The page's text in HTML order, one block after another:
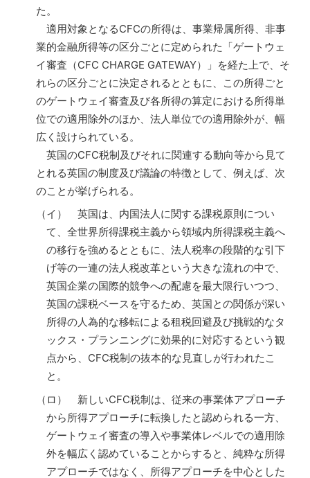
た。
適用対象となるCFCの所得は、事業帰属所得、非事
業的金融所得等の区分ごとに定められた「ゲートウェ
イ審査（CFC CHARGE GATEWAY）」を経た上で、そ
れらの区分ごとに決定されるとともに、この所得ごと
のゲートウェイ審査及び各所得の算定における所得単
位での適用除外のほか、法人単位での適用除外が、幅
広く設けられている。
英国のCFC税制及びそれに関連する動向等から見て
とれる英国の制度及び議論の特徴として、例えば、次
のことが挙げられる。
（イ） 英国は、内国法人に関する課税原則につい
て、全世界所得課税主義から領域内所得課税主義へ
の移行を強めるとともに、法人税率の段階的な引下
げ等の一連の法人税改革という大きな流れの中で、
英国企業の国際的競争への配慮を最大限行いつつ、
英国の課税ベースを守るため、英国との関係が深い
所得の人為的な移転による租税回避及び挑戦的なタ
ックス・プランニングに効果的に対応するという観
点から、CFC税制の抜本的な見直しが行われたこ
と。
（ロ） 新しいCFC税制は、従来の事業体アプローチ
から所得アプローチに転換したと認められる一方、
ゲートウェイ審査の導入や事業体レベルでの適用除
外を幅広く認めていることからすると、純粋な所得
アプローチではなく、所得アプローチを中心とした